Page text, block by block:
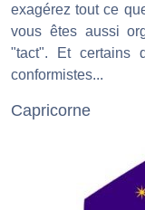
exagérez tout ce
vous êtes aussi
"tact". Et certains
conformistes...
Capricorne